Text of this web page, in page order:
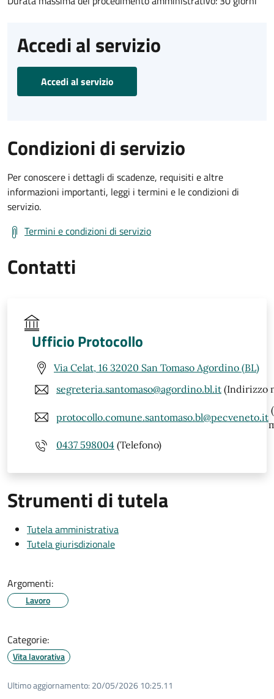
Accedi al servizio
Accedi al servizio
Condizioni di servizio
Per conoscere i dettagli di scadenze, requisiti e altre
informazioni importanti, leggi i termini e le condizioni di
servizio.
Termini e condizioni di servizio
Contatti
Ufficio Protocollo
Via Celat, 16 32020 San Tomaso Agordino (BL)
segreteria.santomaso@agordino.bl.it (Indirizzo
protocollo.comune.santomaso.bl@pecveneto.it
0437 598004 (Telefono)
Strumenti di tutela
Tutela amministrativa
Tutela giurisdizionale
Argomenti:
Lavoro
Categorie:
Vita lavorativa
Ultimo aggiornamento: 20/05/2026 10:25.11